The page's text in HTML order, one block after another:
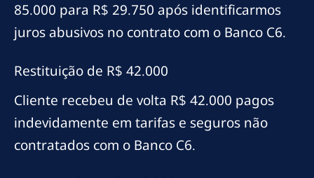
85.000 para R$ 29.750 após identificarmos
juros abusivos no contrato com o Banco C6.
Restituição de R$ 42.000
Cliente recebeu de volta R$ 42.000 pagos
indevidamente em tarifas e seguros não
contratados com o Banco C6.